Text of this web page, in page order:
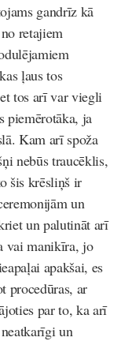
gandrīz kā
retajiem
ļaus tos
tos arī var viegli
piemērotāka, ja
Kam arī spoža
nebūs traucēklis,
šis krēsliņš ir
un
un palutināt arī
vai manikīra, jo
apakšai, es
procedūras, ar
par to, ka arī
un